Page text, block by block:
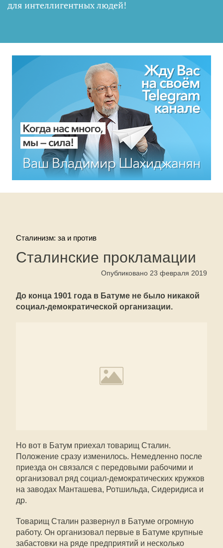
для интеллигентных людей!
Сталинизм: за и против
Сталинские прокламации
Опубликовано 23 февраля 2019
До конца 1901 года в Батуме не было никакой
социал-демократической организации.
Но вот в Батум приехал товарищ Сталин.
Положение сразу изменилось. Немедленно после
приезда он связался с передовыми рабочими и
организовал ряд социал-демократических кружков
на заводах Манташева, Ротшильда, Сидеридиса и
др.
Товарищ Сталин развернул в Батуме огромную
работу. Он организовал первые в Батуме крупные
забастовки на ряде предприятий и несколько